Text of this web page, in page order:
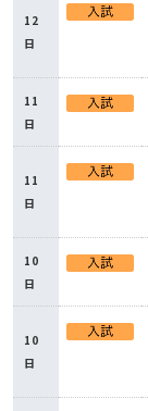
12
日
11
日
11
日
10
日
10
日